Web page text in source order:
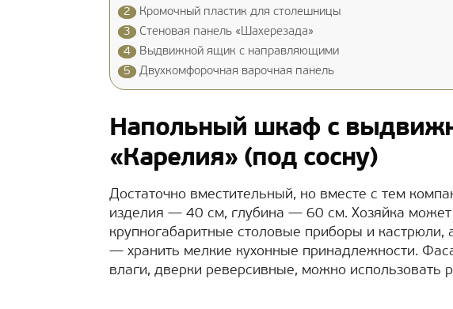
2
Кромочный пластик для столешницы
3
Стеновая панель «Шахерезада»
4
Выдвижной ящик с направляющими
5
Двухкомфорочная варочная панель
Напольный шкаф с
«Карелия» (под сосну)
Достаточно вместительный, но вместе с тем
изделия — 40 см, глубина — 60 см. Хозяйка может
крупногабаритные столовые приборы и
— хранить мелкие кухонные принадлежности.
влаги, дверки реверсивные, можно использовать